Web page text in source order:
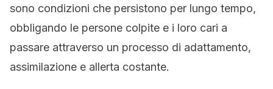
sono condizioni che persistono per lungo tempo,
obbligando le persone colpite e i loro cari a
passare attraverso un processo di adattamento,
assimilazione e allerta costante.